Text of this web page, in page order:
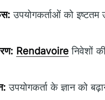
उपयोगकर्ताओं को इष्टतम
Rendavoire निवेशों
उपयोगकर्ता के ज्ञान को